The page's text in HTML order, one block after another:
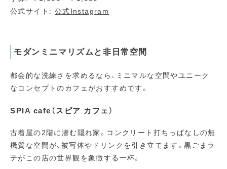
公式サイト: 公式Instagram
モダンミニマリズムと非日常空間
都会的な洗練さを求めるなら、ミニマルな空間やユニーク
なコンセプトのカフェがおすすめです。
SPIA cafe（スピア カフェ）
古着屋の2階に潜む隠れ家。コンクリート打ちっぱなしの無
機質な空間が、被写体やドリンクを引き立てます。黒ごまラ
テがこの店の世界観を象徴する一杯。